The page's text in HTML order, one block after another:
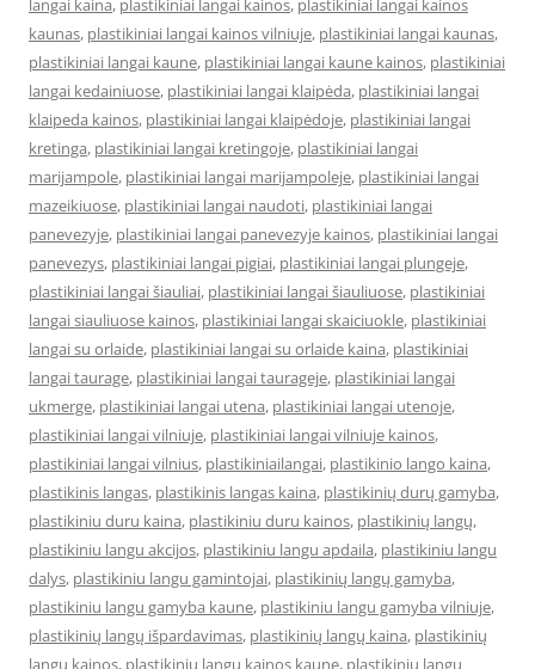
langai kaina, plastikiniai langai kainos, plastikiniai langai kainos
kaunas, plastikiniai langai kainos vilniuje, plastikiniai langai kaunas,
plastikiniai langai kaune, plastikiniai langai kaune kainos, plastikiniai
langai kedainiuose, plastikiniai langai klaipėda, plastikiniai langai
klaipeda kainos, plastikiniai langai klaipėdoje, plastikiniai langai
kretinga, plastikiniai langai kretingoje, plastikiniai langai
marijampole, plastikiniai langai marijampoleje, plastikiniai langai
mazeikiuose, plastikiniai langai naudoti, plastikiniai langai
panevezyje, plastikiniai langai panevezyje kainos, plastikiniai langai
panevezys, plastikiniai langai pigiai, plastikiniai langai plungeje,
plastikiniai langai šiauliai, plastikiniai langai šiauliuose, plastikiniai
langai siauliuose kainos, plastikiniai langai skaiciuokle, plastikiniai
langai su orlaide, plastikiniai langai su orlaide kaina, plastikiniai
langai taurage, plastikiniai langai taurageje, plastikiniai langai
ukmerge, plastikiniai langai utena, plastikiniai langai utenoje,
plastikiniai langai vilniuje, plastikiniai langai vilniuje kainos,
plastikiniai langai vilnius, plastikiniailangai, plastikinio lango kaina,
plastikinis langas, plastikinis langas kaina, plastikinių durų gamyba,
plastikiniu duru kaina, plastikiniu duru kainos, plastikinių langų,
plastikiniu langu akcijos, plastikiniu langu apdaila, plastikiniu langu
dalys, plastikiniu langu gamintojai, plastikinių langų gamyba,
plastikiniu langu gamyba kaune, plastikiniu langu gamyba vilniuje,
plastikinių langų išpardavimas, plastikinių langų kaina, plastikinių
langų kainos, plastikiniu langu kainos kaune, plastikiniu langu